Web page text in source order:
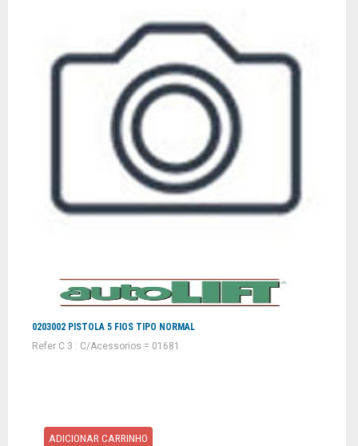
0203002 PISTOLA 5 FIOS TIPO NORMAL
Refer C 3 : C/Acessorios = 01681
ADICIONAR CARRINHO